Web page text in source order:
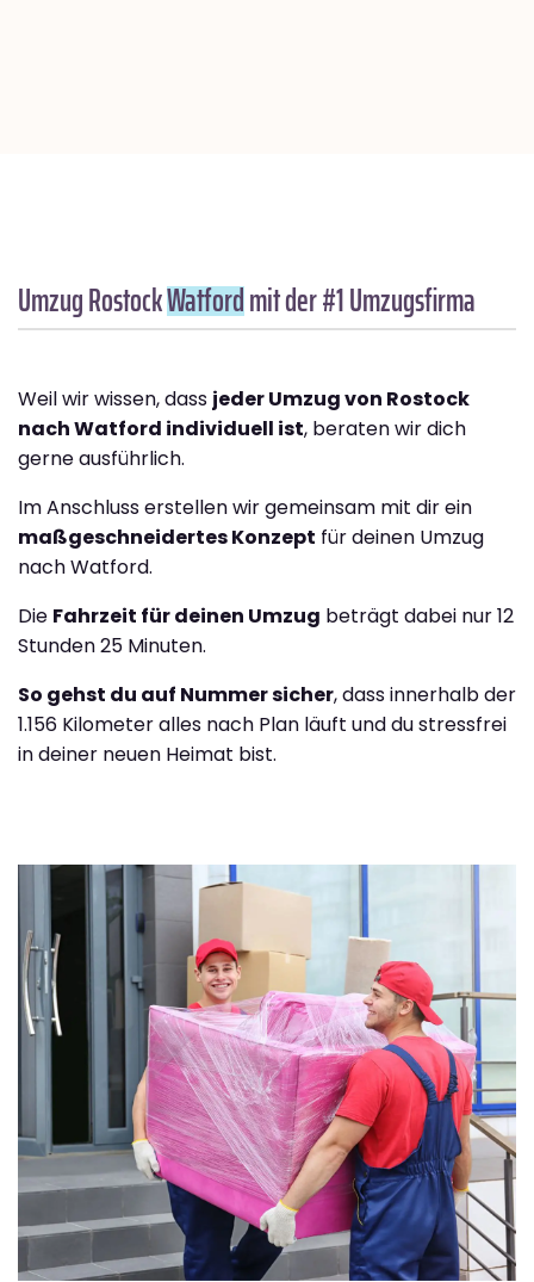
Umzug RostockWatfordmit der #1 Umzugsfirma
Weil wir wissen, dass jeder Umzug von Rostock
nach Watford individuell ist, beraten wir dich
gerne ausführlich.
Im Anschluss erstellen wir gemeinsam mit dir ein
maßgeschneidertes Konzept für deinen Umzug
nach Watford.
Die Fahrzeit für deinen Umzug beträgt dabei nur 12
Stunden 25 Minuten.
So gehst du auf Nummer sicher, dass innerhalb der
1.156 Kilometer alles nach Plan läuft und du stressfrei
in deiner neuen Heimat bist.